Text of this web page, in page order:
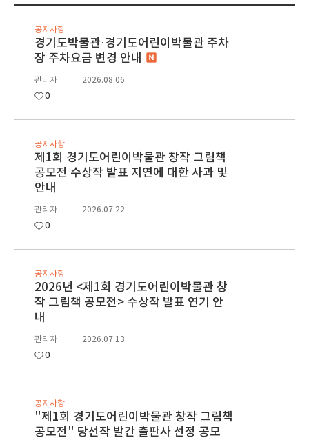
공지사항
경기도박물관·경기도어린이박물관 주차
장 주차요금 변경 안내
관리자 2026.08.06
0
공지사항
제1회 경기도어린이박물관 창작 그림책
공모전 수상작 발표 지연에 대한 사과 및
안내
관리자 2026.07.22
0
공지사항
2026년 <제1회 경기도어린이박물관 창
작 그림책 공모전> 수상작 발표 연기 안
내
관리자 2026.07.13
0
공지사항
"제1회 경기도어린이박물관 창작 그림책
공모전" 당선작 발간 출판사 선정 공모